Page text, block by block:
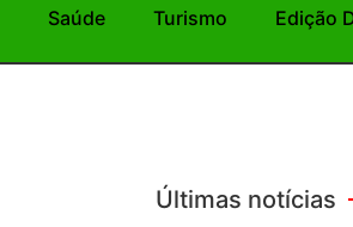
Saúde Turismo Edição
Últimas notícias